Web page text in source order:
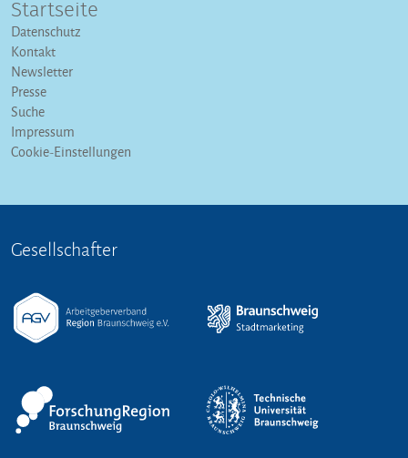
Startseite
Datenschutz
Kontakt
Newsletter
Presse
Suche
Impressum
Cookie-Einstellungen
Gesellschafter